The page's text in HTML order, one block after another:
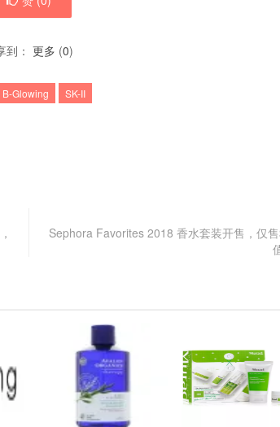
到： 更多 (0)
B-Glowing SK-II
Sephora Favorites 2018 香水套装开售，仅